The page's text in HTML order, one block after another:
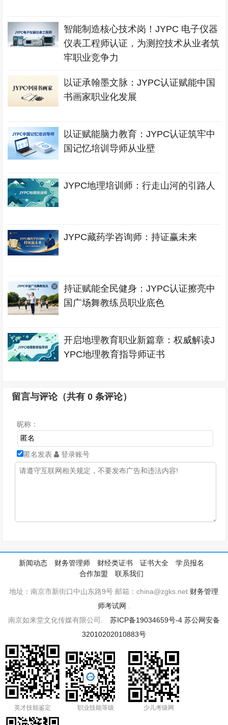
智能制造核心技术岗！JYPC 电子仪器
仪表工程师认证，为测控技术从业者筑
牢职业竞争力
以证承翰墨文脉：JYPC认证赋能中国
书画家职业化发展
以证赋能脑力教育：JYPC认证筑牢中
国记忆培训导师从业壁
JYPC地理培训师：行走山河的引路人
JYPC藏药学咨询师：持证赢未来
持证赋能全民健身：JYPC认证擦亮中
国广场舞教练员职业底色
开启地理教育职业新篇章：权威解读J
YPC地理教育指导师证书
留言与评论（共有0 条评论）
昵称：
匿名发表 登录账号
新闻动态 财务管理师 财经类证书 证书大全
学员报名
合作加盟
联系我们
地址：南京市新街口中山东路9号 邮箱：china@zgks.net 财务管理
师考试网
南京如来堂文化传媒有限公司. 苏ICP备19034659号-4 苏公网安备
32010202010883号
英才技能鉴定 职业技能等级 少儿考级网